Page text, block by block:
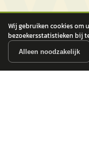
Wij gebruiken cookies om
bezoekersstatistieken bij
Alleen noodzakelijk